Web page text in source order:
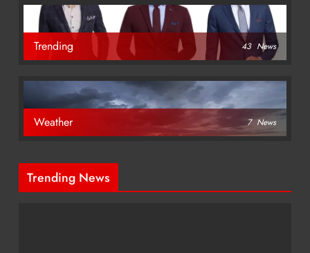
Trending 43 News
Weather 7 News
Trending News